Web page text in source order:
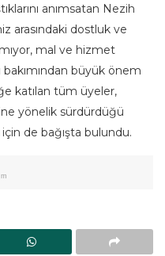
anımsatan Nezih
arasındaki dostluk ve
mal ve hizmet
bakımından büyük önem
katılan tüm üyeler,
yönelik sürdürdüğü
de bağışta bulundu.